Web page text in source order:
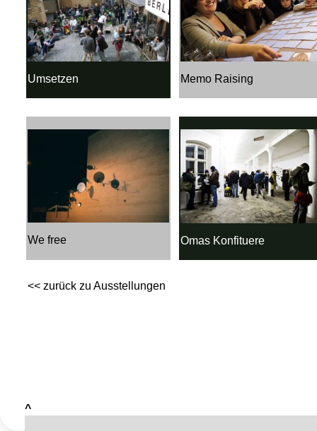
Umsetzen Memo Raising
We free Omas Konfituere
<< zurück zu Ausstellungen
^